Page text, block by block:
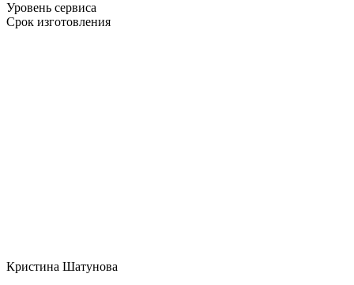
Уровень сервиса
Срок изготовления
Кристина Шатунова